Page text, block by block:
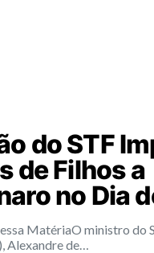
do STF
de Filhos a
no Dia
MatériaO ministro do
Alexandre de…